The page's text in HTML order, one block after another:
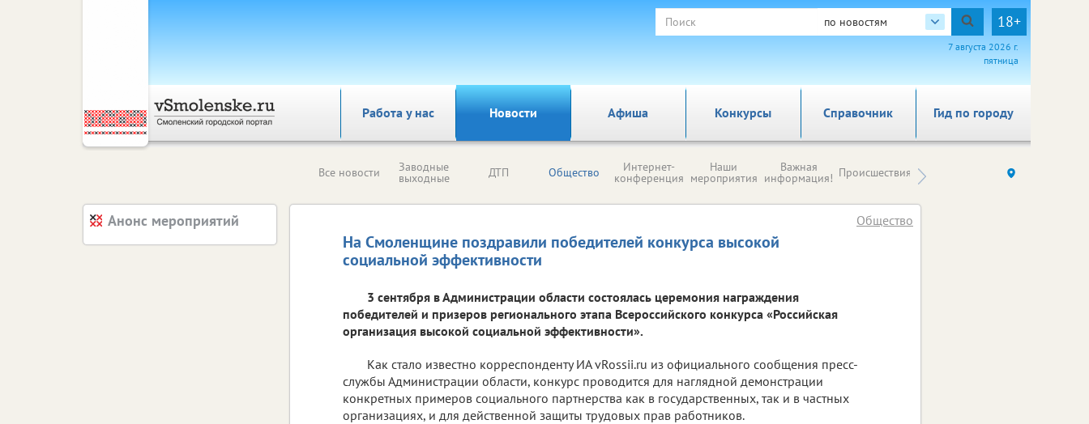
по новостям 18+
7 августа 2026 г.
пятница
Работа у нас Новости Афиша Справочник Гид по городу
Конкурсы
Все новости Заводные
выходные ДТП Общество Интернет-
конференция
Наши
мероприятия
Важная
информация! Происшествия Здоровье компаний (на
На Смоленщине поздравили победителей конкурса высокой
социальной эффективности
Общество
3 сентября в Администрации области состоялась церемония награждения
победителей и призеров регионального этапа Всероссийского конкурса «Российская
организация высокой социальной эффективности».
Как стало известно корреспонденту ИА vRossii.ru из официального сообщения пресс-
службы Администрации области, конкурс проводится для наглядной демонстрации
конкретных примеров социального партнерства как в государственных, так и в частных
организациях, и для действенной защиты трудовых прав работников.
Анонс мероприятий